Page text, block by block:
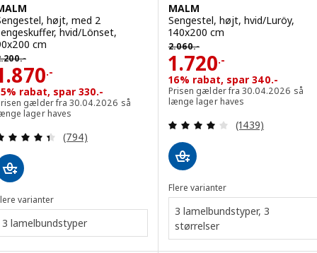
højt, med 2
hvid/Lönset,
cm
.-2200.-
.-
1870.-
rabat, spar 330.-
gælder fra 30.04.2026 så
lager haves
Anmeld: 4.4 ud af 5 Stjerner. Anmeldelser i alt:
(794)
varianter
3 lamelbundstyper
MALM
Sengestel, højt, hvid/Luröy,
140x200 cm
2.060.-
Førpris 2060.-
1.720.-
Pris 1720.-
16% rabat, spar 340.-
Prisen gælder fra 30.04.2026 så
længe lager haves
Anmeld: 4 ud
(1439)
Flere varianter
3 lamelbundstyper, 3
størrelser